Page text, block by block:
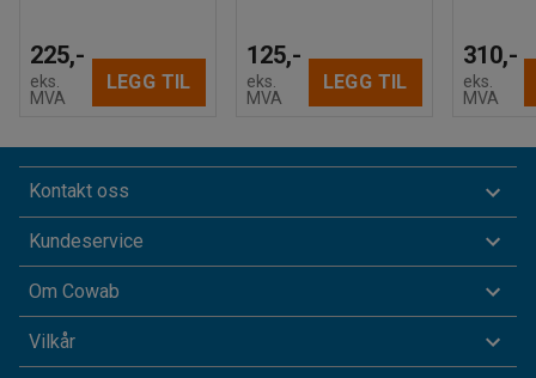
225,-
eks.
MVA
LEGG TIL
125,-
eks.
MVA
LEGG TIL
310,-
eks.
MVA
Kontakt oss
Kundeservice
Om Cowab
Vilkår